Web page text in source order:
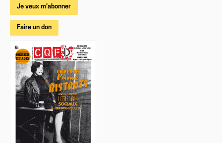
Je veux m'abonner
Faire un don